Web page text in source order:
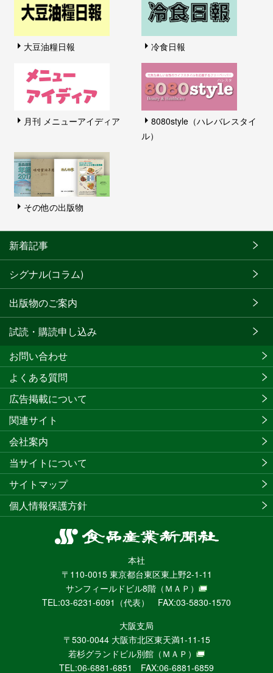
大豆油糧日報 冷食日報
月刊 メニューアイディア
8080style（ハレバレスタイ
ル）
その他の出版物
新着記事
シグナル(コラム)
出版物のご案内
試読・購読申し込み
食
産
業
新
聞
社
ニ
ュ
ー
本社
〒110-0015 東京都台東区東上野2-1-11
サンフィールドビル8階 （ＭＡＰ）
TEL:03-6231-6091（代表） FAX:03-5830-1570
大阪支局
〒530-0044 大阪市北区東天満1-11-15
若杉グランドビル別館 （ＭＡＰ）
TEL:06-6881-6851 FAX:06-6881-6859
お問い合わせ
よくある質問
広告掲載について
関連サイト
会社案内
当サイトについて
サイトマップ
個人情報保護方針